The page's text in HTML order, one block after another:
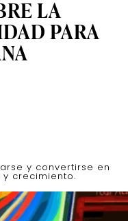
LA
PARA
y convertirse en
crecimiento.